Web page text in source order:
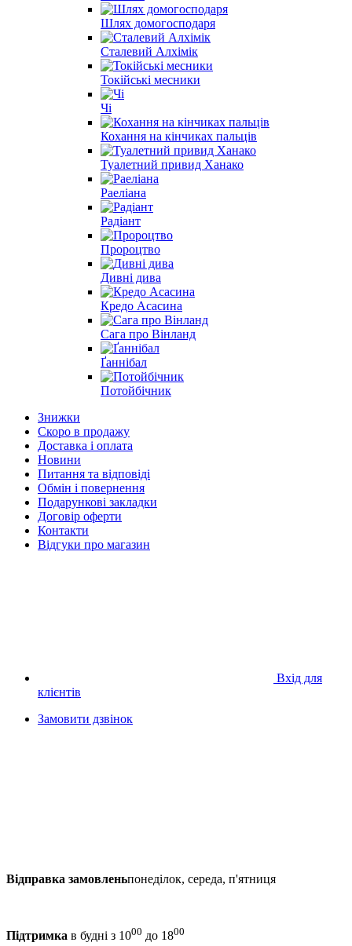
Шлях домогосподаря
Сталевий Алхімік
Токійські месники
Чі
Кохання на кінчиках пальців
Туалетний привид Ханако
Раеліана
Радіант
Пророцтво
Дивні дива
Кредо Асасина
Сага про Вінланд
Ґаннібал
Потойбічник
Знижки
Скоро в продажу
Доставка і оплата
Новини
Питання та відповіді
Обмін і повернення
Подарункові закладки
Договір оферти
Контакти
Відгуки про магазин
Вхід для
клієнтів
Замовити дзвінок
Відправка замовленьпонеділок, середа, п'ятниця
Підтримка в будні з 1000 до 1800